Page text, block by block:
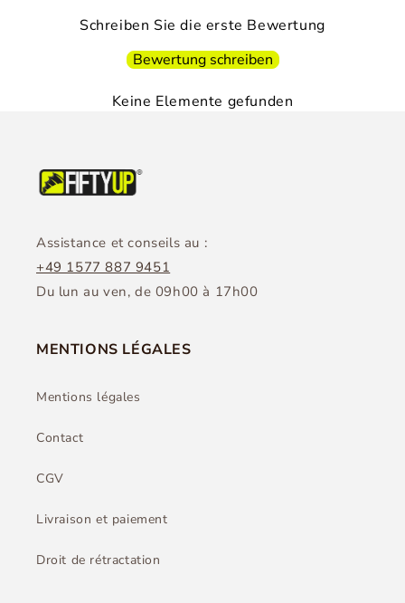
Schreiben Sie die erste Bewertung
Bewertung schreiben
Keine Elemente gefunden
Assistance et conseils au :
+49 1577 887 9451
Du lun au ven, de 09h00 à 17h00
MENTIONS LÉGALES
Mentions légales
Contact
CGV
Livraison et paiement
Droit de rétractation